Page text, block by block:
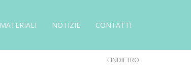
MATERIALI NOTIZIE CONTATTI
INDIETRO